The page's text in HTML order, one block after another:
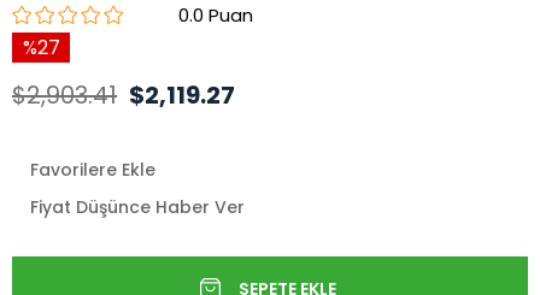
0.0
27
$2,903.41 $2,119.27
Favorilere Ekle
Fiyat Düşünce Haber Ver